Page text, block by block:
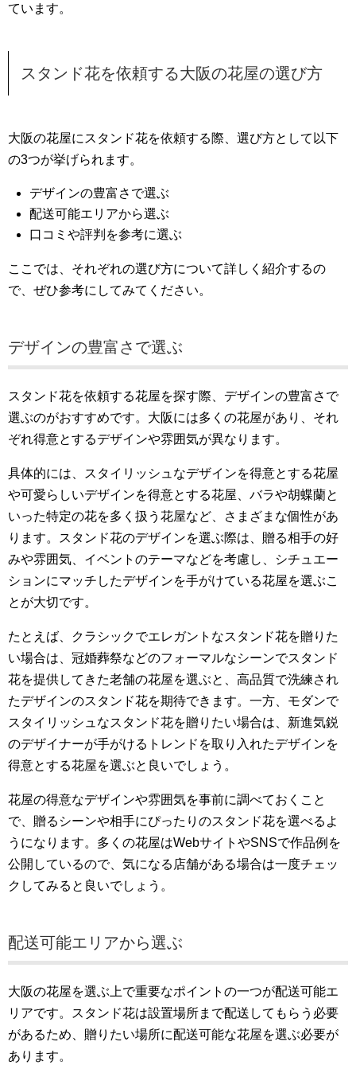
ています。
スタンド花を依頼する大阪の花屋の選び方
大阪の花屋にスタンド花を依頼する際、選び方として以下
の3つが挙げられます。
デザインの豊富さで選ぶ
配送可能エリアから選ぶ
口コミや評判を参考に選ぶ
ここでは、それぞれの選び方について詳しく紹介するの
で、ぜひ参考にしてみてください。
デザインの豊富さで選ぶ
スタンド花を依頼する花屋を探す際、デザインの豊富さで
選ぶのがおすすめです。大阪には多くの花屋があり、それ
ぞれ得意とするデザインや雰囲気が異なります。
具体的には、スタイリッシュなデザインを得意とする花屋
や可愛らしいデザインを得意とする花屋、バラや胡蝶蘭と
いった特定の花を多く扱う花屋など、さまざまな個性があ
ります。スタンド花のデザインを選ぶ際は、贈る相手の好
みや雰囲気、イベントのテーマなどを考慮し、シチュエー
ションにマッチしたデザインを手がけている花屋を選ぶこ
とが大切です。
たとえば、クラシックでエレガントなスタンド花を贈りた
い場合は、冠婚葬祭などのフォーマルなシーンでスタンド
花を提供してきた老舗の花屋を選ぶと、高品質で洗練され
たデザインのスタンド花を期待できます。一方、モダンで
スタイリッシュなスタンド花を贈りたい場合は、新進気鋭
のデザイナーが手がけるトレンドを取り入れたデザインを
得意とする花屋を選ぶと良いでしょう。
花屋の得意なデザインや雰囲気を事前に調べておくこと
で、贈るシーンや相手にぴったりのスタンド花を選べるよ
うになります。多くの花屋はWebサイトやSNSで作品例を
公開しているので、気になる店舗がある場合は一度チェッ
クしてみると良いでしょう。
配送可能エリアから選ぶ
大阪の花屋を選ぶ上で重要なポイントの一つが配送可能エ
リアです。スタンド花は設置場所まで配送してもらう必要
があるため、贈りたい場所に配送可能な花屋を選ぶ必要が
あります。